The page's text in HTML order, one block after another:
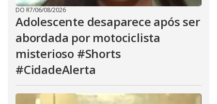
DO R7/06/08/2026
Adolescente desaparece após ser
abordada por motociclista
misterioso #Shorts
#CidadeAlerta